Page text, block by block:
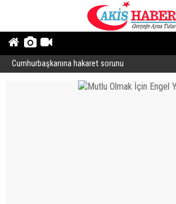
Cumhurbaşkanına hakaret sorunu